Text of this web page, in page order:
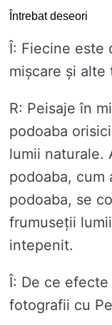
Întrebat deseori
Î: Fiecine este
mișcare și alte
R: Peisaje în
podoaba
lumii naturale.
podoaba, cum
podoaba, se
frumuseții
intepenit.
Î: De ce efecte
fotografii cu